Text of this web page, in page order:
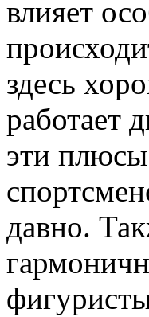
влияет
здесь
работает
эти
давно.